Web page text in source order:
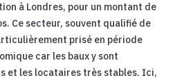
à Londres, pour un montant de
Ce secteur, souvent qualifié de
prisé en période
car les baux y sont
et les locataires très stables. Ici,